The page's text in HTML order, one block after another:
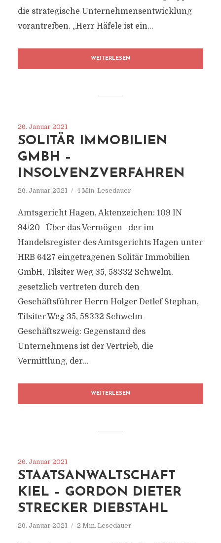
die strategische Unternehmensentwicklung
vorantreiben. „Herr Häfele ist ein...
WEITERLESEN
26. Januar 2021
SOLITÄR IMMOBILIEN
GMBH –
INSOLVENZVERFAHREN
26. Januar 2021 4 Min. Lesedauer
Amtsgericht Hagen, Aktenzeichen: 109 IN
94/20 Über das Vermögen der im
Handelsregister des Amtsgerichts Hagen unter
HRB 6427 eingetragenen Solitär Immobilien
GmbH, Tilsiter Weg 35, 58332 Schwelm,
gesetzlich vertreten durch den
Geschäftsführer Herrn Holger Detlef Stephan,
Tilsiter Weg 35, 58332 Schwelm
Geschäftszweig: Gegenstand des
Unternehmens ist der Vertrieb, die
Vermittlung, der...
WEITERLESEN
26. Januar 2021
STAATSANWALTSCHAFT
KIEL – GORDON DIETER
STRECKER DIEBSTAHL
26. Januar 2021 2 Min. Lesedauer